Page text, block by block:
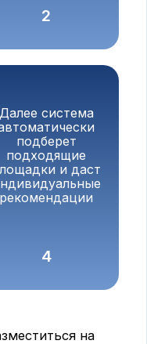
2
Далее система
подберет
подходящие
и даст
рекомендации
4
на